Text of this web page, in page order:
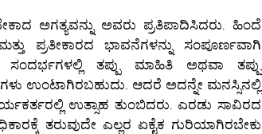
ಅಗತ್ಯವನ್ನು ಅವರು ಪ್ರತಿಪಾದಿಸಿದರು. ಹಿಂದೆ
ಪ್ರತೀಕಾರದ ಭಾವನೆಗಳನ್ನು ಸಂಪೂರ್ಣವಾಗಿ
ತಪ್ಪು ಮಾಹಿತಿ ಅಥವಾ ತಪ್ಪು
ಉಂಟಾಗಿರಬಹುದು. ಆದರೆ ಅದನ್ನೇ ಮನಸ್ಸಿನಲ್ಲಿ
ಉತ್ಸಾಹ ತುಂಬಿದರು. ಎರಡು ಸಾವಿರದ
ತರುವುದೇ ಎಲ್ಲರ ಏಕೈಕ ಗುರಿಯಾಗಿರಬೇಕು